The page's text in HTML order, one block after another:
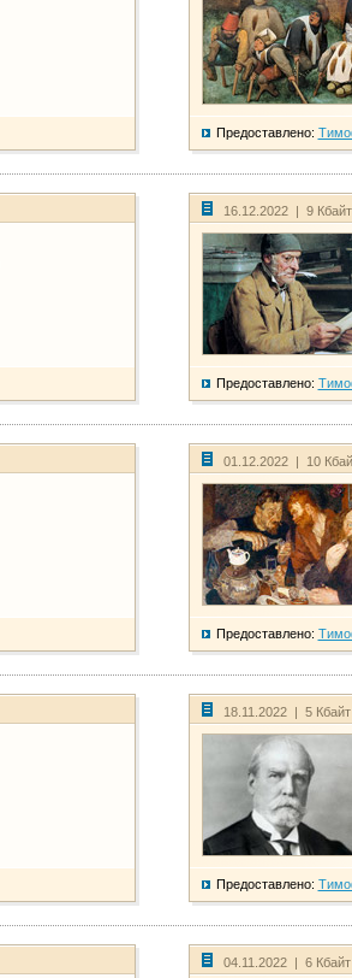
Предоставлено:
16.12.2022 | 9
Предоставлено:
01.12.2022 | 10
Предоставлено:
18.11.2022 | 5
Предоставлено:
04.11.2022 | 6